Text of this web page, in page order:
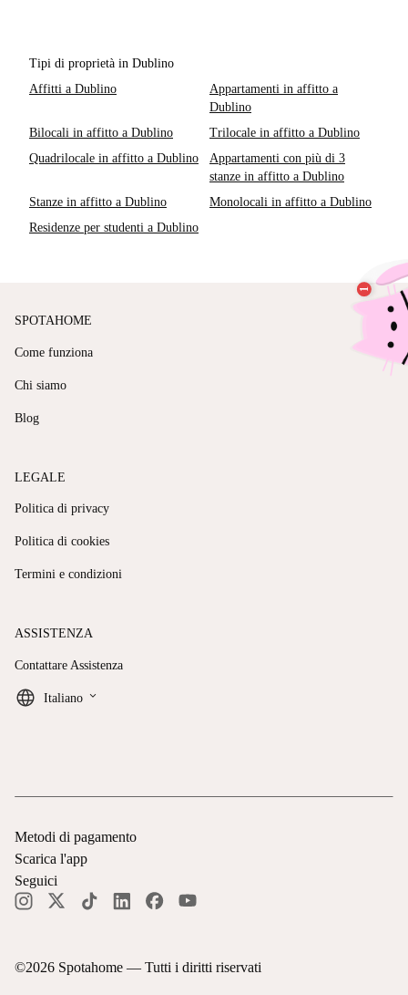
Tipi di proprietà in Dublino
Affitti a Dublino
Appartamenti in affitto a
Dublino
Bilocali in affitto a Dublino
Trilocale in affitto a Dublino
Quadrilocale in affitto a Dublino
Appartamenti con più di 3
stanze in affitto a Dublino
Stanze in affitto a Dublino
Monolocali in affitto a Dublino
Residenze per studenti a Dublino
SPOTAHOME
Come funziona
Chi siamo
Blog
LEGALE
Politica di privacy
Politica di cookies
Termini e condizioni
ASSISTENZA
Contattare Assistenza
Italiano keyboard_arrow_down
©2026 Spotahome — Tutti i diritti riservati
Metodi di pagamento
Scarica l'app
Seguici